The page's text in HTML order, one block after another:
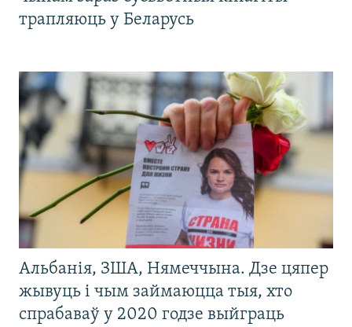
трапляюць у Беларусь
Альбанія, ЗША, Нямеччына. Дзе цяпер
жывуць і чым займаюцца тыя, хто
спрабаваў у 2020 годзе выйграць